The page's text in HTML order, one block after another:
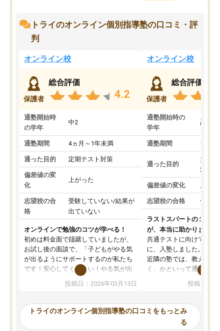
トライのオンライン個別指導塾の口コミ・評
判
オンライン校
保護者
総合評価
4.2
通塾開始時
の学年
中2
通塾期間 4ヵ月～1年未満
通った目的 定期テスト対策
偏差値の変
化
上がった
志望校の合
格
受験していない/結果が
出ていない
オンラインで勉強のコツが学べる！
初めは料金面で躊躇していましたが、
お試し後の面談で、「子どもがやる気
が出るようにサポートするのが私たち
です！安心してください！やる気が出
ないのは私たち講師の責任です」と言
ってくださり、確かに！と考えて、思
ったんですが、学生の先生から学ぶこ
み、徐々に成績が上がったらいいなと
投稿日：2026年03月13日
オンライン校
保護者
総合評価
通塾開始時の
学年
高3
通塾期間 1～3
通った目的
大学
対策
偏差値の変化
志望校の合格 合格
ラストスパートの１か月
が、本当に助かりました
共通テストに向けての追
に、入塾しました。田舎
近隣の塾では、教えても
く、かといって通うには
可能なので本当に助か
らないところをピンポイ
頂いて、とてもわかり
していました。一生を
投稿日：
トライのオンライン個別指導塾の口コミをもっとみ
る